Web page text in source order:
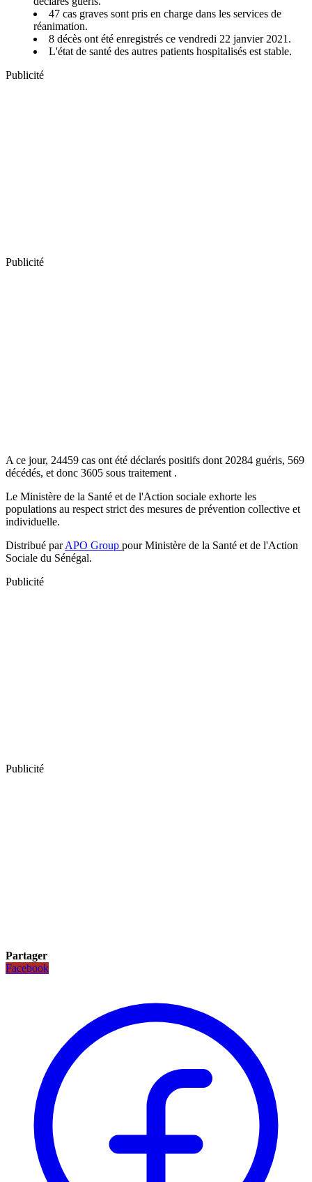
47 cas graves sont pris en charge dans les services de
réanimation.
8 décès ont été enregistrés ce vendredi 22 janvier 2021.
L'état de santé des autres patients hospitalisés est stable.
Publicité
Publicité
A ce jour, 24459 cas ont été déclarés positifs dont 20284 guéris, 569
décédés, et donc 3605 sous traitement .
Le Ministère de la Santé et de l'Action sociale exhorte les
populations au respect strict des mesures de prévention collective et
individuelle.
Distribué parAPO Group pour Ministère de la Santé et de l'Action
Sociale du Sénégal.
Publicité
Publicité
Partager
Facebook